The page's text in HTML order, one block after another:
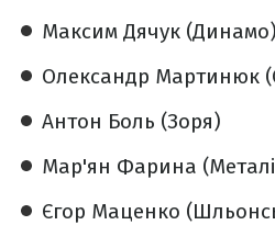
Максим Дячук (Динамо)
Олександр Мартинюк
Антон Боль (Зоря)
Мар'ян Фарина
Єгор Маценко